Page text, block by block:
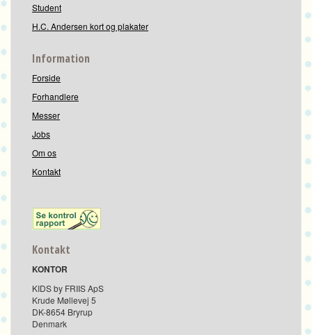
Student
H.C. Andersen kort og plakater
Information
Forside
Forhandlere
Messer
Jobs
Om os
Kontakt
Kontakt
KONTOR
KIDS by FRIIS ApS
Krude Møllevej 5
DK-8654 Bryrup
Denmark